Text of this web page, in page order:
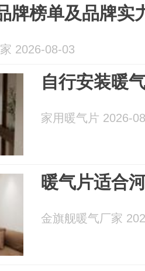
牌榜单及品牌实
2026-08-03
自行安装暖
家用暖气片 2026-
暖气片适合
金旗舰暖气厂家